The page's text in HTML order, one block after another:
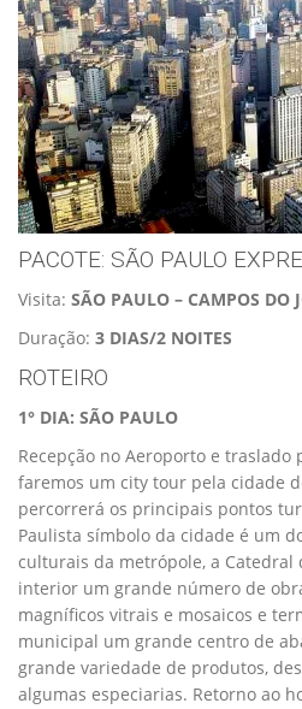
PACOTE: SÃO PAULO
Visita: SÃO PAULO – CAMPOS DO
Duração: 3 DIAS/2 NOITES
ROTEIRO
1° DIA: SÃO PAULO
Recepção no Aeroporto e traslado
faremos um city tour pela cidade
percorrerá os principais pontos
Paulista símbolo da cidade é um
culturais da metrópole, a Catedral
interior um grande número de
magníficos vitrais e mosaicos e
municipal um grande centro de
grande variedade de produtos,
algumas especiarias. Retorno ao